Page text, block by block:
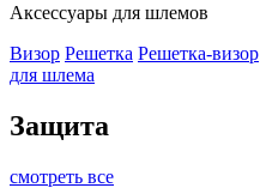
Аксессуары для шлемов
Визор Решетка Решетка-визор
для шлема
Защита
смотреть все